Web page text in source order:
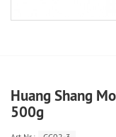
Huang Shang
500g